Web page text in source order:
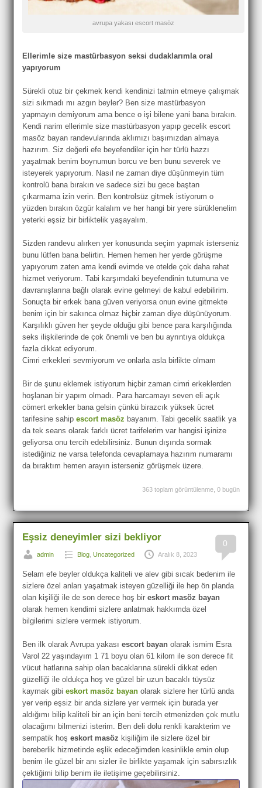
avrupa yakası escort masöz
Ellerimle size mastürbasyon seksi dudaklarımla oral
yapıyorum
Sürekli otuz bir çekmek kendi kendinizi tatmin etmeye çalışmak
sizi sıkmadı mı azgın beyler? Ben size mastürbasyon
yapmayın demiyorum ama bence o işi bilene yani bana bırakın.
Kendi narim ellerimle size mastürbasyon yapıp gecelik escort
masöz bayan randevularında aklımızı başımızdan almaya
hazırım. Siz değerli efe beyefendiler için her türlü hazzı
yaşatmak benim boynumun borcu ve ben bunu severek ve
isteyerek yapıyorum. Nasıl ne zaman diye düşünmeyin tüm
kontrolü bana bırakın ve sadece sizi bu gece baştan
çıkarmama izin verin. Ben kontrolsüz gitmek istiyorum o
yüzden bırakın özgür kalalım ve her hangi bir yere sürüklenelim
yeterki eşsiz bir birliktelik yaşayalım.
Sizden randevu alırken yer konusunda seçim yapmak isterseniz
bunu lütfen bana belirtin. Hemen hemen her yerde görüşme
yapıyorum zaten ama kendi evimde ve otelde çok daha rahat
hizmet veriyorum. Tabi karşımdaki beyefendinin tutumuna ve
davranışlarına bağlı olarak evine gelmeyi de kabul edebilirim.
Sonuçta bir erkek bana güven veriyorsa onun evine gitmekte
benim için bir sakınca olmaz hiçbir zaman diye düşünüyorum.
Karşılıklı güven her şeyde olduğu gibi bence para karşılığında
seks ilişkilerinde de çok önemli ve ben bu ayrıntıya oldukça
fazla dikkat ediyorum.
Cimri erkekleri sevmiyorum ve onlarla asla birlikte olmam
Bir de şunu eklemek istiyorum hiçbir zaman cimri erkeklerden
hoşlanan bir yapım olmadı. Para harcamayı seven eli açık
cömert erkekler bana gelsin çünkü birazcık yüksek ücret
tarifesine sahipescort masöz bayanım. Tabi gecelik saatlik ya
da tek seans olarak farklı ücret tarifelerim var hangisi işinize
geliyorsa onu tercih edebilirsiniz. Bunun dışında sormak
istediğiniz ne varsa telefonda cevaplamaya hazırım numaramı
da bıraktım hemen arayın isterseniz görüşmek üzere.
363 toplam görüntülenme, 0 bugün
0
Eşsiz deneyimler sizi bekliyor
admin Blog ,Uncategorized Aralık 8, 2023
Selam efe beyler oldukça kaliteli ve alev gibi sıcak bedenim ile
sizlere özel anları yaşatmak isteyen güzelliği ile hep ön planda
olan kişiliği ile de son derece hoş bireskort masöz bayan
olarak hemen kendimi sizlere anlatmak hakkımda özel
bilgilerimi sizlere vermek istiyorum.
Ben ilk olarak Avrupa yakasıescort bayan olarak ismim Esra
Varol 22 yaşındayım 1 71 boyu olan 61 kilom ile son derece fit
vücut hatlarına sahip olan bacaklarına sürekli dikkat eden
güzelliği ile oldukça hoş ve güzel bir uzun bacaklı tüysüz
kaymak gibieskort masöz bayan olarak sizlere her türlü anda
yer verip eşsiz bir anda sizlere yer vermek için burada yer
aldığımı bilip kaliteli bir an için beni tercih etmenizden çok mutlu
olacağımı bilmenizi isterim. Ben deli dolu renkli karakterim ve
sempatik hoşeskort masöz kişiliğim ile sizlere özel bir
bereberlik hizmetinde eşlik edeceğimden kesinlikle emin olup
benim ile güzel bir anı sizler ile birlikte yaşamak için sabırsızlık
çektiğimi bilip benim ile iletişime geçebilirsiniz.